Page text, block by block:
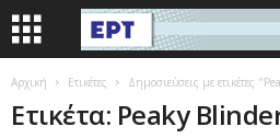
Αρχική Ετικέτες Δημοσιεύσεις με ετικέτες
Ετικέτα: Peaky